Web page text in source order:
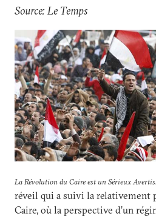
Source: Le Temps
La Révolution du Caire est un Sérieux
réveil qui a suivi la relativement
Caire, où la perspective d’un